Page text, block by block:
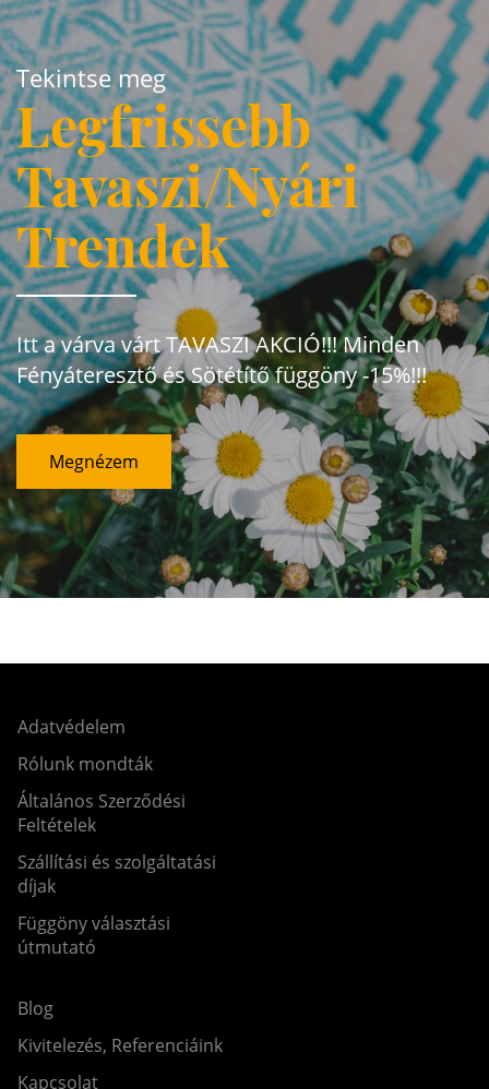
Tekintse meg
Legfrissebb
Tavaszi/Nyári
Trendek
Itt a várva várt TAVASZI AKCIÓ!!! Minden
Fényáteresztő és Sötétítő függöny -15%!!!
Megnézem
Adatvédelem
Rólunk mondták
Általános Szerződési
Feltételek
Szállítási és szolgáltatási
díjak
Függöny választási
útmutató
Blog
Kivitelezés, Referenciáink
Kapcsolat